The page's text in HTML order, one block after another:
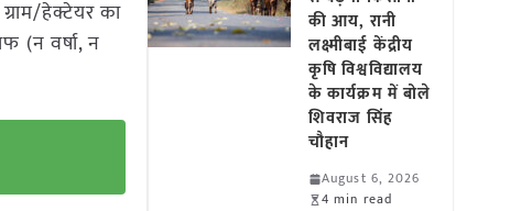
हेक्टेयर का
(न वर्षा, न
की आय, रानी
लक्ष्मीबाई केंद्रीय
कृषि विश्वविद्यालय
के कार्यक्रम में बोले
शिवराज सिंह
चौहान
August 6, 2026
4 min read